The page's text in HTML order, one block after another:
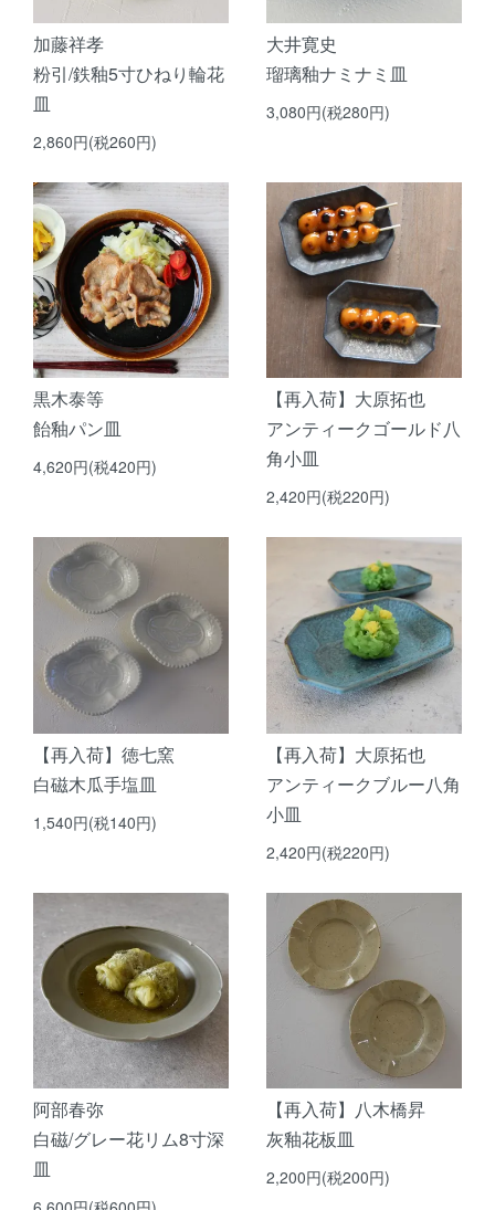
加藤祥孝
粉引/鉄釉5寸ひねり輪花
皿
2,860円(税260円)
大井寛史
瑠璃釉ナミナミ皿
3,080円(税280円)
黒木泰等
飴釉パン皿
4,620円(税420円)
【再入荷】大原拓也
アンティークゴールド八
角小皿
2,420円(税220円)
【再入荷】徳七窯
白磁木瓜手塩皿
1,540円(税140円)
【再入荷】大原拓也
アンティークブルー八角
小皿
2,420円(税220円)
阿部春弥
白磁/グレー花リム8寸深
皿
【再入荷】八木橋昇
灰釉花板皿
2,200円(税200円)